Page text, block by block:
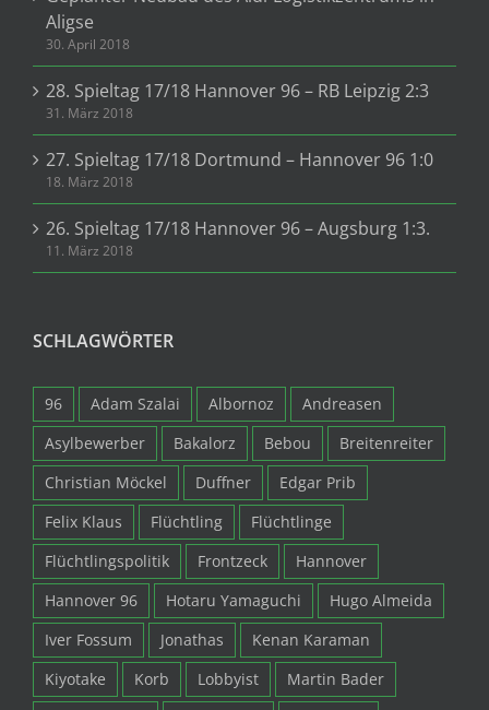
Aligse
30. April 2018
28. Spieltag 17/18 Hannover 96 – RB Leipzig 2:3
31. März 2018
27. Spieltag 17/18 Dortmund – Hannover 96 1:0
18. März 2018
26. Spieltag 17/18 Hannover 96 – Augsburg 1:3.
11. März 2018
SCHLAGWÖRTER
96 Adam Szalai Albornoz
Andreasen
Asylbewerber
Bakalorz Bebou
Breitenreiter
Christian Möckel
Duffner
Edgar Prib
Felix Klaus
Flüchtling
Flüchtlinge
Flüchtlingspolitik
Frontzeck
Hannover
Hannover 96
Hotaru Yamaguchi
Hugo Almeida
Iver Fossum
Jonathas
Kenan Karaman
Kiyotake
Korb Lobbyist
Martin Bader